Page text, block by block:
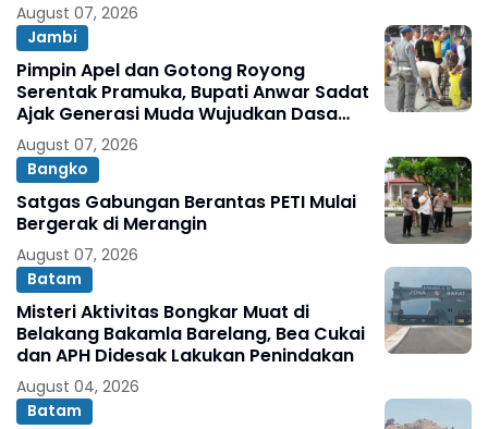
August 07, 2026
Jambi
Pimpin Apel dan Gotong Royong
Serentak Pramuka, Bupati Anwar Sadat
Ajak Generasi Muda Wujudkan Dasa
Darma Melalui Aksi Nyata Peduli
Lingkungan
August 07, 2026
Bangko
Satgas Gabungan Berantas PETI Mulai
Bergerak di Merangin
August 07, 2026
Batam
Misteri Aktivitas Bongkar Muat di
Belakang Bakamla Barelang, Bea Cukai
dan APH Didesak Lakukan Penindakan
August 04, 2026
Batam